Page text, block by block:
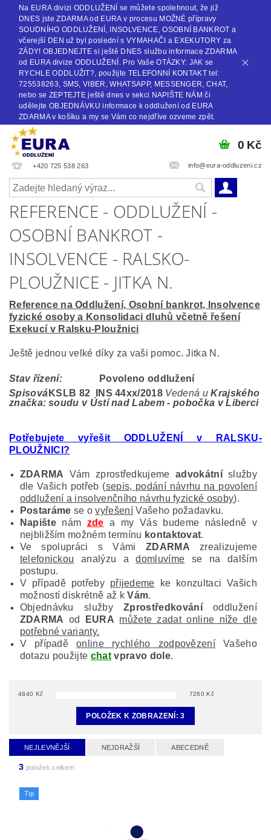
Na EURA divizi ODDLUŽENÍ se můžete spolehnout, že již
DNES jste ZDARMA od EURA v procesu MOŽNÉ přípravy
SOUDNÍHO ODDLUŽENÍ, INSOLVENCE, OSOBNÍ BANKROT a
včerejší DEN už byl poslední s VYMAHAČI a EXEKUTORY za
ZÁDY! OBJEDNEJTE si ještě DNES službu informace ZDARMA
od EURA divize ODDLUŽENÍ. Pro Vaše OTÁZKY: JAK se
RYCHLE ODDLUŽIT?, použijte TELEFONNÍ KONTAKT tel:
725538263, SMS, VIBER, WHATSAPP, MESSENGER, CHAT,
nebo se ZEPTEJTE ještě dnes v sekci NAPIŠTE NÁM či
udělejte OBJEDNÁVKU informace k oddlužení od EURA
ZDARMA v košíku a my se Vám co nejdříve ozveme zpět.
+420 725 538 263 info@eura-oddluzeni.cz
0 Kč
REFERENCE - ODDLUŽENÍ -
OSOBNÍ BANKROT -
INSOLVENCE - RALSKO-
PLOUŽNICE - JITKA N.
Reference na Oddlužení, Osobní bankrot, Insolvence
fyzické osoby a Konsolidaci dluhů včetně řešení
Exekucí v Ralsku-Ploužnici
Ještě jednou velké díky za vaši pomoc. Jitka N.
Stav řízení:
Povoleno oddlužení
Spisová
značka:
KSLB 82 INS 44xx/2018 Vedená u Krajského
soudu v Ústí nad Labem - pobočka v Liberci
Potřebujete vyřešit ODDLUŽENÍ v RALSKU-
PLOUŽNICI ?
ZDARMA Vám zprostředkujeme advokátníslužby
dle Vašich potřeb (sepis, podání návrhu na povolení
oddlužení a insolvenčního návrhu fyzické osoby).
Postaráme se ovyřešeníVašeho požadavku.
Napištenám zde a my Vás budeme následně v
nejbližším možném termínu kontaktovat.
Ve spolupráci s Vámi ZDARMA zrealizujeme
telefonickou analýzu adomluvíme se na dalším
postupu.
V případě potřeby přijedeme ke konzultaci Vašich
možností diskrétně až kVám.
Objednávku služby
Zprostředkováníoddlužení
ZDARMA od EURA můžete zadat online níže dle
potřebné varianty.
V případěonline rychlého zodpovězení Vašeho
dotazu použijte chatvpravo dole.
4840 Kč 7260 Kč
POLOŽEK K ZOBRAZENÍ:3
NEJLEVNĚJŠÍ NEJDRAŽŠÍ ABECEDNĚ
3 položek celkem
Tip